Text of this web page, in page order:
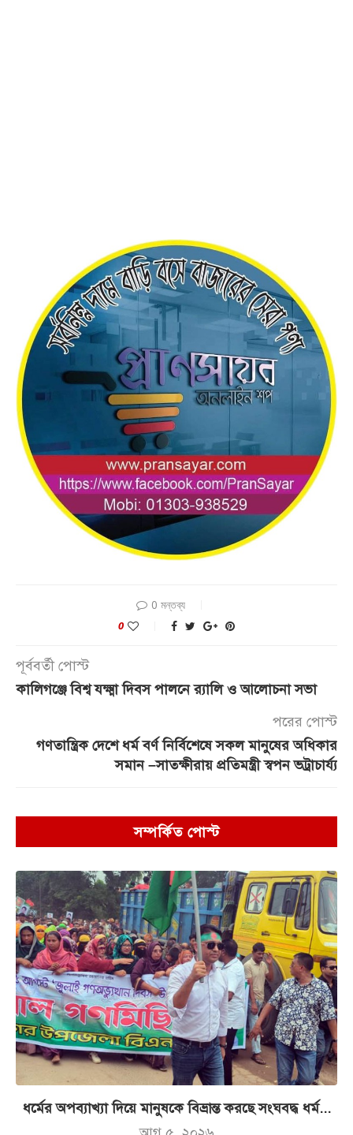
0 মন্তব্য
0
পূর্ববর্তী পোস্ট
কা‌লিগ‌ঞ্জে বিশ্ব যক্ষ্মা দিবস পালনে র‌্যা‌লি ও আলোচনা সভা
পরের পোস্ট
গণতান্ত্রিক দেশে ধর্ম বর্ণ নির্বিশেষে সকল মানুষের অধিকার
সমান –সাতক্ষীরায় প্রতিমন্ত্রী স্বপন ভট্রাচার্য্য
সম্পর্কিত পোস্ট
ধর্মের অপব্যাখ্যা দিয়ে মানুষকে বিভ্রান্ত করছে সংঘবদ্ধ ধর্ম...